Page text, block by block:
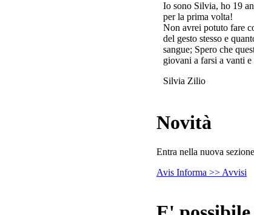
Io sono Silvia, ho 19
per la prima volta!
Non avrei potuto fare
del gesto stesso e
sangue; Spero che
giovani a farsi a vanti
Silvia Zilio
Novità
Entra nella nuova
Avis Informa >> Avvisi